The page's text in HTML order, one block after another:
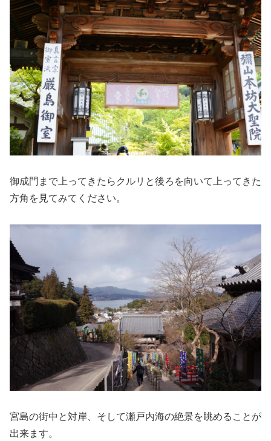
御成門まで上ってきたらクルリと後ろを向いて上ってきた
方角を見てみてください。
宮島の街中と対岸、そして瀬戸内海の絶景を眺めることが
出来ます。